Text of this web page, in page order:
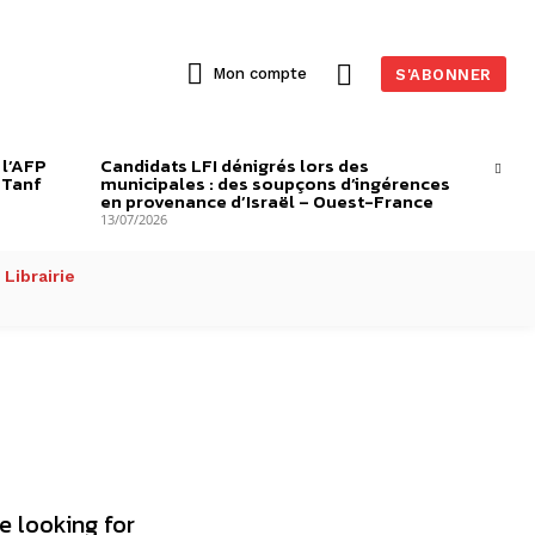
Mon compte S'ABONNER
Candidats LFI dénigrés lors des
municipales : des soupçons d’ingérences
en provenance d’Israël – Ouest-France
13/07/2026
Librairie
looking for